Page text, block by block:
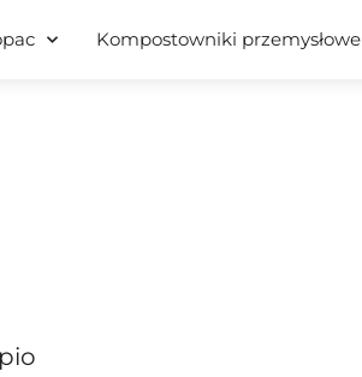
Kompostowniki przemysłowe